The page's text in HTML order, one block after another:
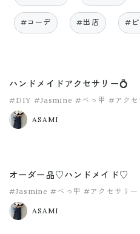
#コーデ #出店 #ピ
ハンドメイドアクセサリー💍
#DIY #Jasmine #べっ甲 #アクセ
ASAMI
オーダー品♡ハンドメイド♡
#Jasmine #べっ甲 #アクセサリー
#タッセル
ASAMI